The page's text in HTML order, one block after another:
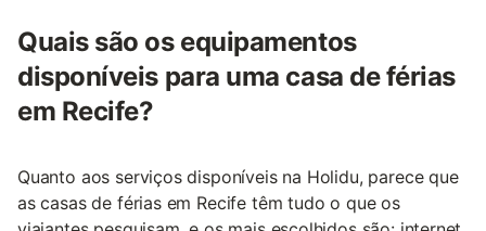
Quais são os equipamentos
disponíveis para uma casa de férias
em Recife?
Quanto aos serviços disponíveis na Holidu, parece que
as casas de férias em Recife têm tudo o que os